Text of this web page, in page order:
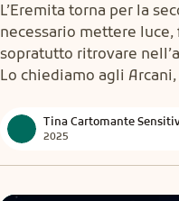
L’Eremita torna per la
necessario mettere luce,
sopratutto ritrovare
Lo chiediamo agli
Tina Cartomante
2025